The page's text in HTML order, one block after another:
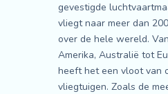
gevestigde
vliegt naar meer dan
over de hele wereld.
Amerika, Australië tot
heeft het een vloot van
vliegtuigen. Zoals de